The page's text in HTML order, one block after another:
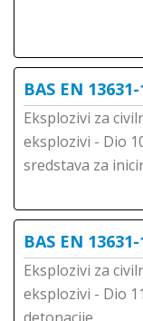
BAS EN
Eksplozivi za
eksplozivi - Dio
sredstava za
BAS EN
Eksplozivi za
eksplozivi - Dio